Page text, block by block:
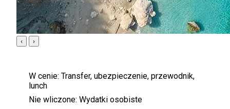
‹ ›
W cenie: Transfer, ubezpieczenie, przewodnik,
lunch
Nie wliczone: Wydatki osobiste